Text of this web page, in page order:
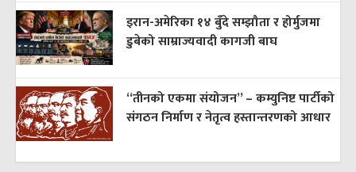
इरान-अमेरिका १४ बुँदे सम्झौता र होर्मुजमा
डुबेको साम्राज्यवादी कागजी बाघ
“तीनको एकमा संयोजन” – कम्युनिष्ट पार्टीको
संगठन निर्माण र नेतृत्व हस्तान्तरणको आधार